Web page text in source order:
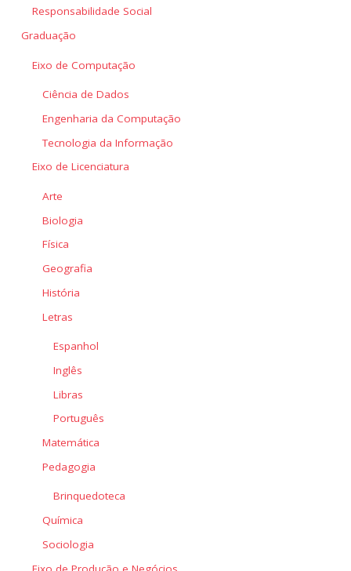
Responsabilidade Social
Graduação
Eixo de Computação
Ciência de Dados
Engenharia da Computação
Tecnologia da Informação
Eixo de Licenciatura
Arte
Biologia
Física
Geografia
História
Letras
Espanhol
Inglês
Libras
Português
Matemática
Pedagogia
Brinquedoteca
Química
Sociologia